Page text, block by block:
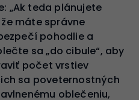
„Ak teda plánujete
máte správne
pohodlie a
sa „do cibule“, aby
počet vrstiev
sa poveternostných
oblečeniu,